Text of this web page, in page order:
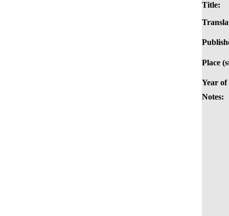
Title:
Place
Year
Notes: